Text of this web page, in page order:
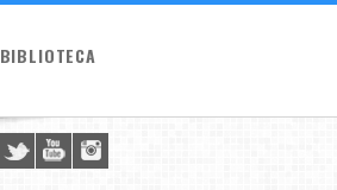
BIBLIOTECA